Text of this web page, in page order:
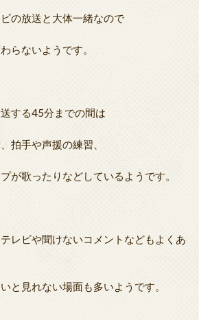
の放送と大体一緒なので
らないようです。
する45分までの間は
拍手や声援の練習、
が歌ったりなどしているようです。
レビや聞けないコメントなどもよくあ
と見れない場面も多いようです。